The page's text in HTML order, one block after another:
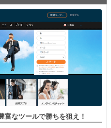
富なツールで勝ちを狙え！